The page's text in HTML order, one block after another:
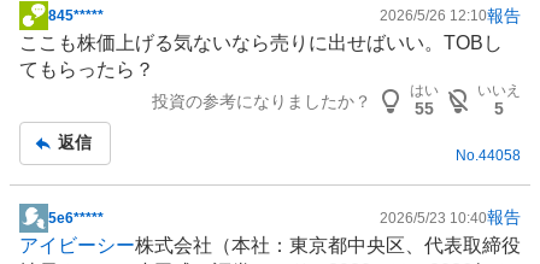
掲
示
板
845***** 2026/5/26 12:10報告
ここも株価上げる気ないなら売りに出せばいい。TOBし
てもらったら？
投資の参考になりましたか？
はい
55
いいえ
5
返信
No. 44058
掲
示
5e6***** 2026/5/23 10:40報告
アイビーシー株式会社（本社：東京都中央区、代表取締役